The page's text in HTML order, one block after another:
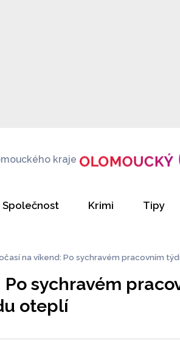
kraje
Společnost Krimi Tipy
na víkend: Po sychravém pracovním
Po sychravém
oteplí